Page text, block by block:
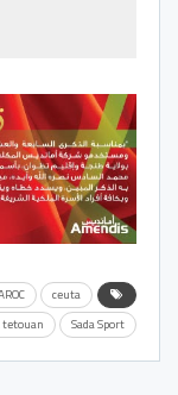
ceuta
Sada Sport
tetouan